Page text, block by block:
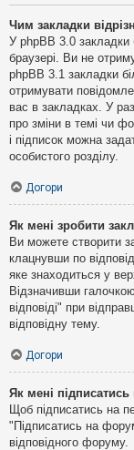
Чим закладки
У phpBB 3.0
браузері. Ви не
phpBB 3.1 закладки
отримувати
вас в закладках. У
про зміни в темі чи
і підписок можна
особистого розділу.
Догори
Як мені зробити
Ви можете створити
клацнувши по
яке знаходиться у
Відзначивши
відповіді" при
відповідну тему.
Догори
Як мені
Щоб підписатись на
"Підписатись на
відповідного форуму.